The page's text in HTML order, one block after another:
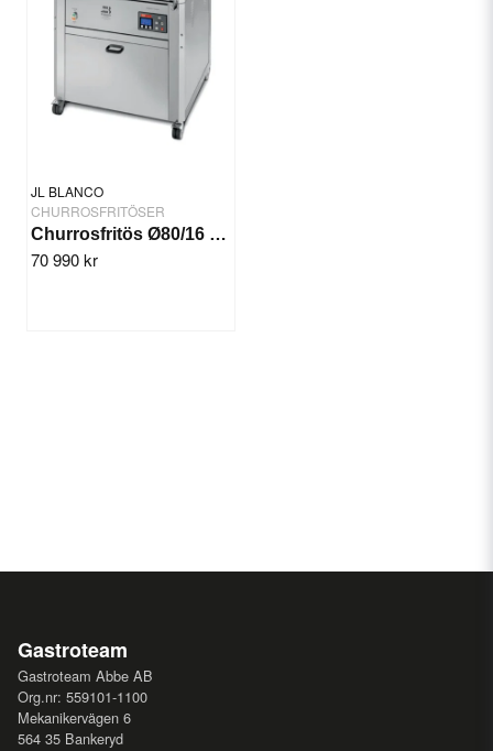
JL BLANCO
CHURROSFRITÖSER
Churrosfritös Ø80/16 kW 400V
70 990 kr
Gastroteam
Gastroteam Abbe AB
Org.nr: 559101-1100
Mekanikervägen 6
564 35 Bankeryd